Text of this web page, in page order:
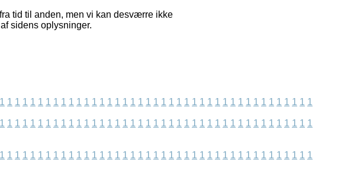
tid til anden, men vi kan desværre ikke
sidens oplysninger.
1 1 1 1 1 1 1 1 1 1 1 1 1 1 1 1 1 1 1 1 1 1 1 1 1 1 1 1 1 1 1 1 1 1 1 1 1 1 1 1 1
1 1 1 1 1 1 1 1 1 1 1 1 1 1 1 1 1 1 1 1 1 1 1 1 1 1 1 1 1 1 1 1 1 1 1 1 1 1 1 1 1
1 1 1 1 1 1 1 1 1 1 1 1 1 1 1 1 1 1 1 1 1 1 1 1 1 1 1 1 1 1 1 1 1 1 1 1 1 1 1 1 1